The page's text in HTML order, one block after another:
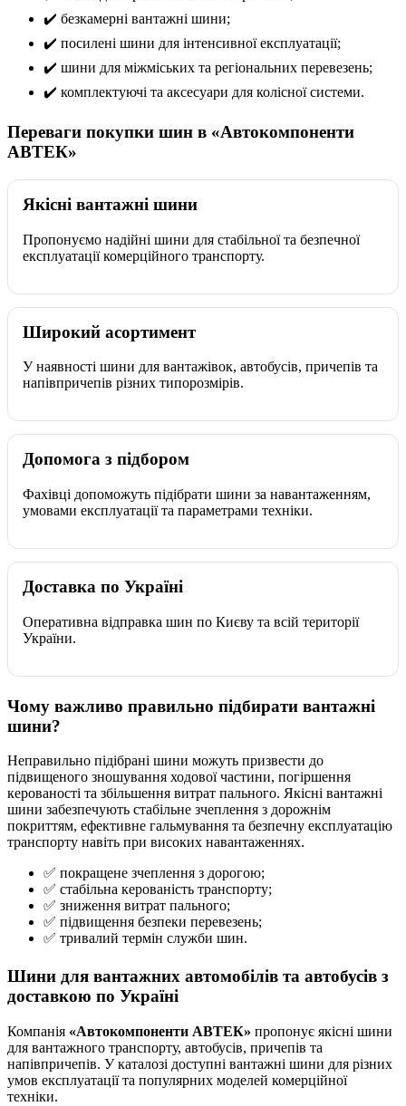
✔️ безкамерні вантажні шини;
✔️ посилені шини для інтенсивної експлуатації;
✔️ шини для міжміських та регіональних перевезень;
✔️ комплектуючі та аксесуари для колісної системи.
Переваги покупки шин в «Автокомпоненти
АВТЕК»
Якісні вантажні шини
Пропонуємо надійні шини для стабільної та безпечної
експлуатації комерційного транспорту.
Широкий асортимент
У наявності шини для вантажівок, автобусів, причепів та
напівпричепів різних типорозмірів.
Допомога з підбором
Фахівці допоможуть підібрати шини за навантаженням,
умовами експлуатації та параметрами техніки.
Доставка по Україні
Оперативна відправка шин по Києву та всій території
України.
Чому важливо правильно підбирати вантажні
шини?
Неправильно підібрані шини можуть призвести до
підвищеного зношування ходової частини, погіршення
керованості та збільшення витрат пального. Якісні вантажні
шини забезпечують стабільне зчеплення з дорожнім
покриттям, ефективне гальмування та безпечну експлуатацію
транспорту навіть при високих навантаженнях.
✅ покращене зчеплення з дорогою;
✅ стабільна керованість транспорту;
✅ зниження витрат пального;
✅ підвищення безпеки перевезень;
✅ тривалий термін служби шин.
Шини для вантажних автомобілів та автобусів з
доставкою по Україні
Компанія «Автокомпоненти АВТЕК» пропонує якісні шини
для вантажного транспорту, автобусів, причепів та
напівпричепів. У каталозі доступні вантажні шини для різних
умов експлуатації та популярних моделей комерційної
техніки.